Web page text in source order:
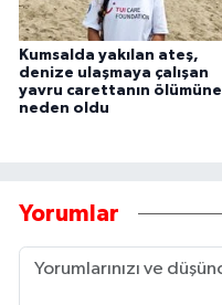
Kumsalda yakılan ateş,
denize ulaşmaya çalışan
yavru carettanın ölümüne
neden oldu
Yorumlar